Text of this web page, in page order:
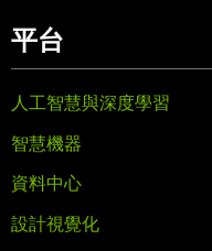
平台
人工智慧與深度學習
智慧機器
資料中心
設計視覺化